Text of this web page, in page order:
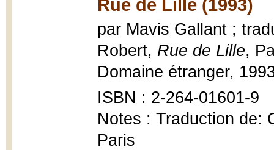
Rue de Lille (1993)
par Mavis Gallant ;
Robert, Rue de Lille,
Domaine étranger,
ISBN : 2-264-01601-9
Notes : Traduction de:
Paris